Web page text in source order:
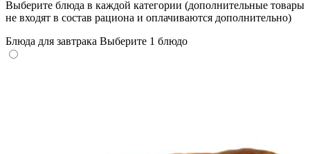
Выберите блюда в каждой категории (дополнительные товары
не входят в состав рациона и оплачиваются дополнительно)
Блюда для завтрака Выберите 1 блюдо